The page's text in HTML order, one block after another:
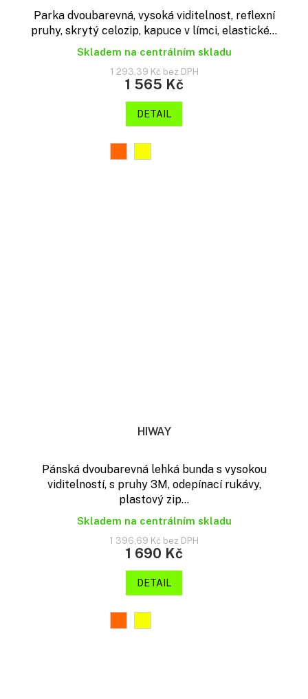
Parka dvoubarevná, vysoká viditelnost, reflexní
pruhy, skrytý celozip, kapuce v límci, elastické...
Skladem na centrálním skladu
1 293,39 Kč bez DPH
1 565 Kč
DETAIL
HIWAY
Pánská dvoubarevná lehká bunda s vysokou
viditelností, s pruhy 3M, odepínací rukávy,
plastový zip...
Skladem na centrálním skladu
1 396,69 Kč bez DPH
1 690 Kč
DETAIL